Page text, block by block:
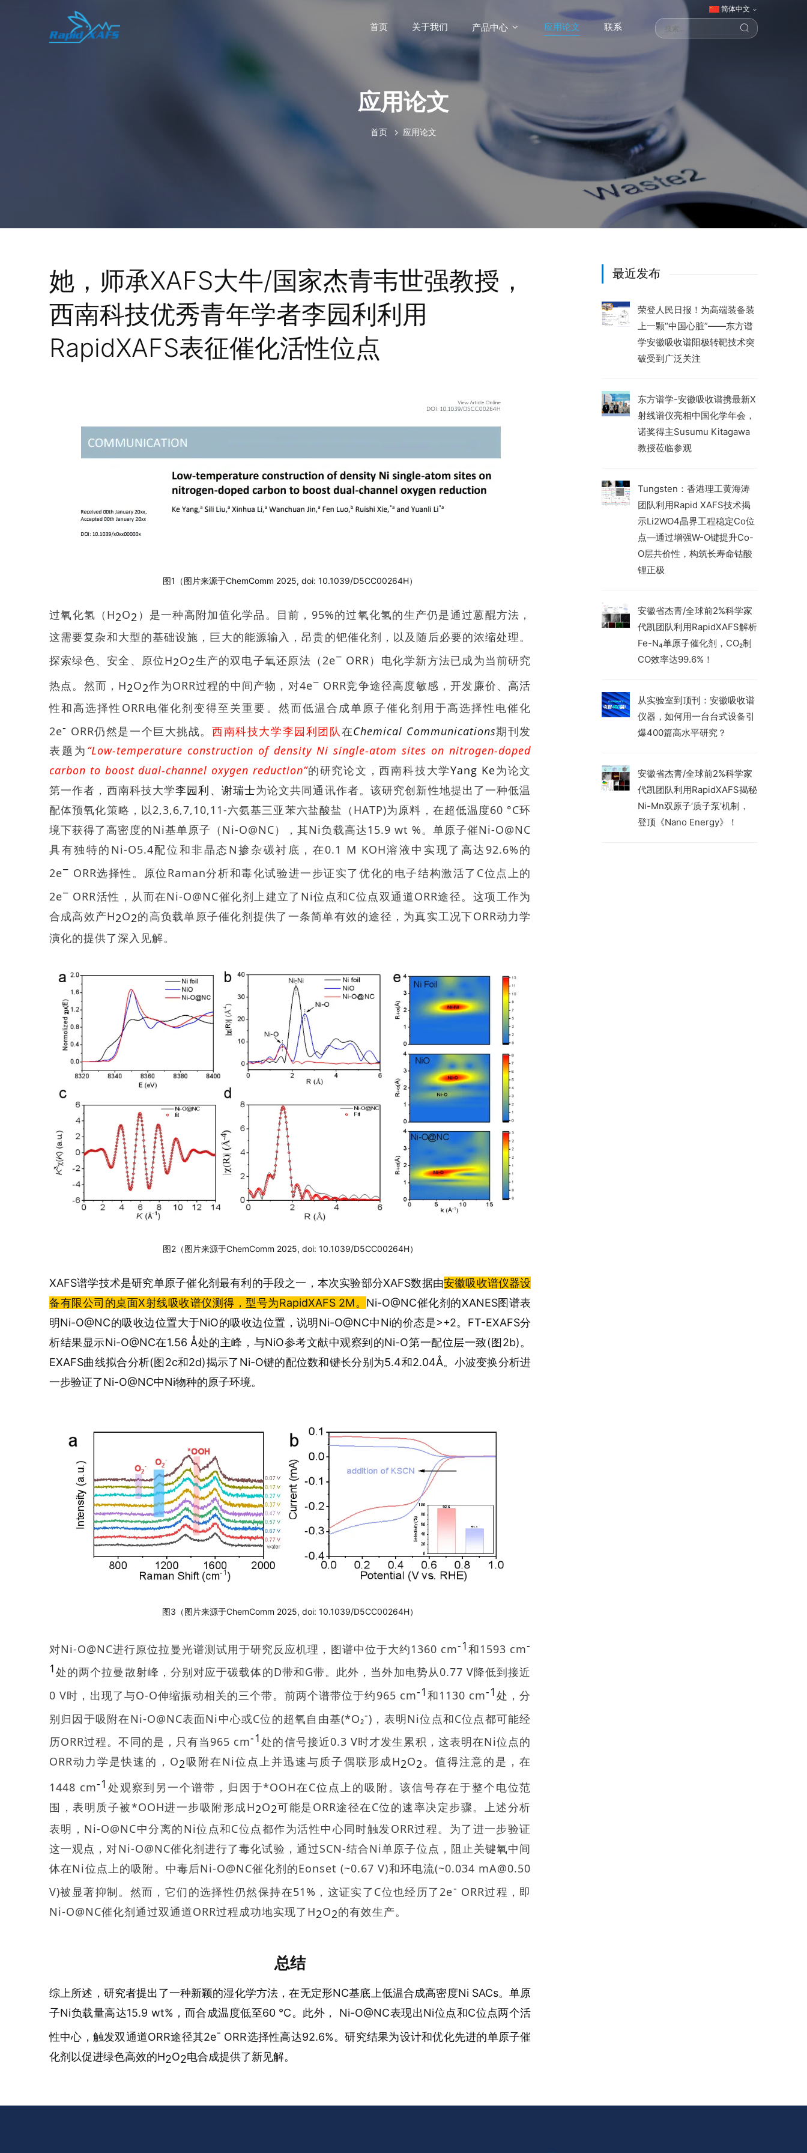
简体中文
首页 关于我们 产品中心
中能X射线荧光发射光谱仪（XEScope）
硬X射线发射光谱仪
原位XAFS反应池
应用论文 联系
应用论文
首页 应用论文
最近发布
荣登人民日报！为高端装备装
上一颗“中国心脏”——东方谱
学安徽吸收谱阳极转靶技术突
破受到广泛关注
东方谱学-安徽吸收谱携最新X
射线谱仪亮相中国化学年会，
诺奖得主Susumu Kitagawa
教授莅临参观
Tungsten：香港理工黄海涛
团队利用Rapid XAFS技术揭
示Li2WO4晶界工程稳定Co位
点—通过增强W-O键提升Co-
O层共价性，构筑长寿命钴酸
锂正极
安徽省杰青/全球前2%科学家
代凯团队利用RapidXAFS解析
Fe-N₄单原子催化剂，CO₂制
CO效率达99.6%！
从实验室到顶刊：安徽吸收谱
仪器，如何用一台台式设备引
爆400篇高水平研究？
安徽省杰青/全球前2%科学家
代凯团队利用RapidXAFS揭秘
Ni-Mn双原子‘质子泵’机制，
登顶《Nano Energy》！
她，师承XAFS大牛/国家杰青韦世强教授，
西南科技优秀青年学者李园利利用
RapidXAFS表征催化活性位点
图1（图片来源于ChemComm 2025, doi: 10.1039/D5CC00264H）
过氧化氢（H2O2 ）是一种高附加值化学品。目前，95%的过氧化氢的生产仍是通过蒽醌方法，
这需要复杂和大型的基础设施，巨大的能源输入，昂贵的钯催化剂，以及随后必要的浓缩处理。
探索绿色、安全、原位H2O2生产的双电子氧还原法（2e− ORR）电化学新方法已成为当前研究
热点。然而，H2O2作为ORR过程的中间产物，对4e− ORR竞争途径高度敏感，开发廉价、高活
性和高选择性ORR电催化剂变得至关重要。然而低温合成单原子催化剂用于高选择性电催化
2e- ORR仍然是一个巨大挑战。西南科技大学李园利团队 在Chemical Communications期刊发
表题为 “Low-temperature construction of density Ni single-atom sites on nitrogen-doped
carbon to boost dual-channel oxygen reduction”的研究论文，西南科技大学Yang Ke为论文
第一作者，西南科技大学李园利、谢瑞士为论文共同通讯作者。该研究创新性地提出了一种低温
配体预氧化策略，以2,3,6,7,10,11-六氨基三亚苯六盐酸盐（HATP)为原料，在超低温度60 °C环
境下获得了高密度的Ni基单原子（Ni-O@NC），其Ni负载高达15.9 wt %。单原子催Ni-O@NC
具有独特的Ni-O5.4配位和非晶态N掺杂碳衬底，在0.1 M KOH溶液中实现了高达92.6%的
2e− ORR选择性。原位Raman分析和毒化试验进一步证实了优化的电子结构激活了C位点上的
2e− ORR活性，从而在Ni-O@NC催化剂上建立了Ni位点和C位点双通道ORR途径。这项工作为
合成高效产H2O2的高负载单原子催化剂提供了一条简单有效的途径，为真实工况下ORR动力学
演化的提供了深入见解。
图2（图片来源于ChemComm 2025, doi: 10.1039/D5CC00264H）
XAFS谱学技术是研究单原子催化剂最有利的手段之一，本次实验部分XAFS数据由安徽吸收谱仪器设
备有限公司的桌面X射线吸收谱仪测得，型号为RapidXAFS 2M。 Ni-O@NC催化剂的XANES图谱表
明Ni-O@NC的吸收边位置大于NiO的吸收边位置，说明Ni-O@NC中Ni的价态是>+2。 FT-EXAFS分
析结果显示Ni-O@NC在1.56 Å处的主峰，与NiO参考文献中观察到的Ni-O第一配位层一致(图2b)。
EXAFS曲线拟合分析(图2c和2d)揭示了Ni-O键的配位数和键长分别为5.4和2.04Å。 小波变换分析进
一步验证了Ni-O@NC中Ni物种的原子环境。
图3（图片来源于ChemComm 2025, doi: 10.1039/D5CC00264H）
对Ni-O@NC进行原位拉曼光谱测试用于研究反应机理，图谱中位于大约1360 cm-1和1593 cm-
1处的两个拉曼散射峰，分别对应于碳载体的D带和G带。此外，当外加电势从0.77 V降低到接近
0 V时，出现了与O-O伸缩振动相关的三个带。前两个谱带位于约965 cm-1和1130 cm-1处，分
别归因于吸附在Ni-O@NC表面Ni中心或C位的超氧自由基(*O₂-)，表明Ni位点和C位点都可能经
历ORR过程。不同的是，只有当965 cm-1处的信号接近0.3 V时才发生累积，这表明在Ni位点的
ORR动力学是快速的，O2吸附在Ni位点上并迅速与质子偶联形成H2O2。值得注意的是，在
1448 cm-1 处观察到另一个谱带，归因于*OOH在C位点上的吸附。该信号存在于整个电位范
围，表明质子被*OOH进一步吸附形成H2O2可能是ORR途径在C位的速率决定步骤。上述分析
表明，Ni-O@NC中分离的Ni位点和C位点都作为活性中心同时触发ORR过程。为了进一步验证
这一观点，对Ni-O@NC催化剂进行了毒化试验，通过SCN-结合Ni单原子位点，阻止关键氧中间
体在Ni位点上的吸附。中毒后Ni-O@NC催化剂的Eonset (~0.67 V)和环电流(~0.034 mA@0.50
V)被显著抑制。然而，它们的选择性仍然保持在51%，这证实了C位也经历了2e- ORR过程，即
Ni-O@NC催化剂通过双通道ORR过程成功地实现了H2O2的有效生产。
总结
综上所述，研究者提出了一种新颖的湿化学方法，在无定形NC基底上低温合成高密度Ni SACs。单原
子Ni负载量高达15.9 wt%，而合成温度低至60 °C。此外， Ni-O@NC表现出Ni位点和C位点两个活
性中心，触发双通道ORR途径其2e- ORR选择性高达92.6%。研究结果为设计和优化先进的单原子催
化剂以促进绿色高效的H2O2电合成提供了新见解。